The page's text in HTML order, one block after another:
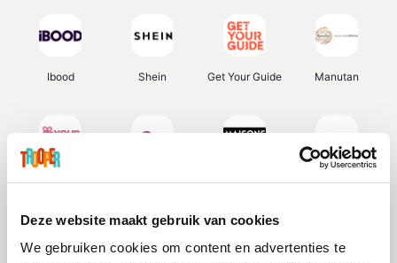
Deze website maakt gebruik van cookies
We gebruiken cookies om content en advertenties te
Ibood Shein Get Your Guide Manutan